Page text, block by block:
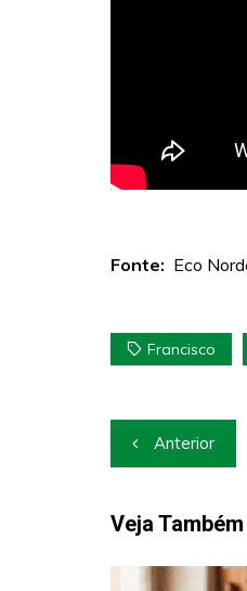
Fonte: Eco
Francisco
de
Post
Anterior
Veja Também